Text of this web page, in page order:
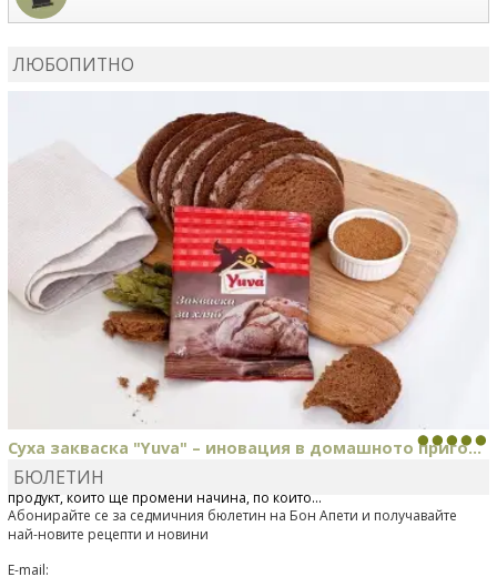
ЛЮБОПИТНО
Суха закваска "Yuva" – иновация в домашното приго...
Отскоро Лесафр България стартира предлагането на изцяло нов
продукт, който ще промени начина, по който...
БЮЛЕТИН
Абонирайте се за седмичния бюлетин на Бон Апети и получавайте
най-новите рецепти и новини
E-mail: